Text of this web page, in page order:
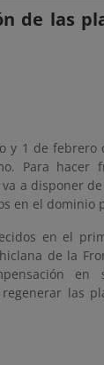
de las
y 1 de febrero
Para
a disponer
en el dominio
en el
de la
en
las